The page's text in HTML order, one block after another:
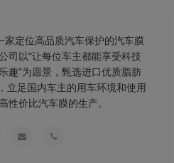
家定位高品质汽车保护的汽车膜
司以“让每位车主都能享受科技
趣”为愿景，甄选进口优质脂肪
立足国内车主的用车环境和使用
性价比汽车膜的生产。